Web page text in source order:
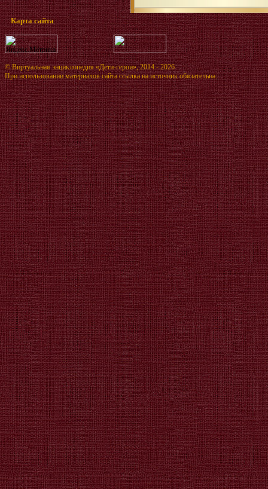
Карта сайта
©Виртуальная энциклопедия «Дети-герои», 2014 - 2026
При использовании материалов сайта ссылка на источник обязательна.